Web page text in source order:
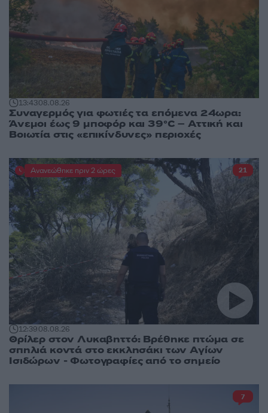
13:4308.08.26
Συναγερμός για φωτιές τα επόμενα 24ωρα:
Άνεμοι έως 9 μποφόρ και 39°C – Αττική και
Βοιωτία στις «επικίνδυνες» περιοχές
12:3908.08.26
Θρίλερ στον Λυκαβηττό: Βρέθηκε πτώμα σε
σπηλιά κοντά στο εκκλησάκι των Αγίων
Ισιδώρων - Φωτογραφίες από το σημείο
Ανανεώθηκε πριν 2 ώρες 21
7